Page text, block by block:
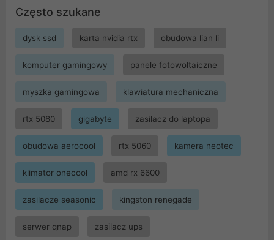
Często szukane
dysk ssd karta nvidia rtx obudowa lian li
komputer gamingowy panele fotowoltaiczne
myszka gamingowa klawiatura mechaniczna
rtx 5080 gigabyte zasilacz do laptopa
obudowa aerocool rtx 5060 kamera neotec
klimator onecool amd rx 6600
zasilacze seasonic kingston renegade
serwer qnap zasilacz ups